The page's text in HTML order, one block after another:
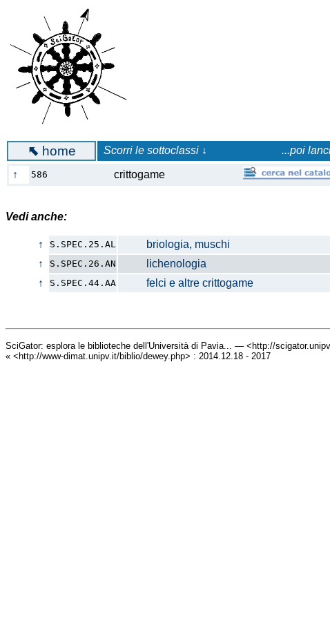
⬉ home Scorri le sottoclassi ↓ ...poi
↑ 586 crittogame
Vedi anche:
↑ S.SPEC.25.AL briologia, muschi
↑ S.SPEC.26.AN lichenologia
↑ S.SPEC.44.AA felci e altre crittogame
SciGator: esplora le biblioteche dell'Università di Pavia... — <http://
« <http://www-dimat.unipv.it/biblio/dewey.php> : 2014.12.18 - 2017